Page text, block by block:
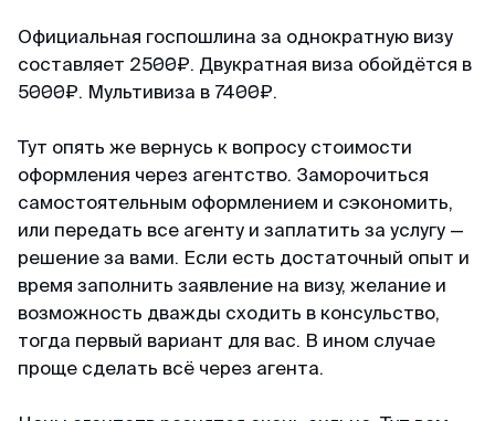
Официальная госпошлина за однократную визу
составляет 2500₽. Двукратная виза обойдётся в
5000₽. Мультивиза в 7400₽.
Тут опять же вернусь к вопросу стоимости
оформления через агентство. Заморочиться
самостоятельным оформлением и сэкономить,
или передать все агенту и заплатить за услугу —
решение за вами. Если есть достаточный опыт и
время заполнить заявление на визу, желание и
возможность дважды сходить в консульство,
тогда первый вариант для вас. В ином случае
проще сделать всё через агента.